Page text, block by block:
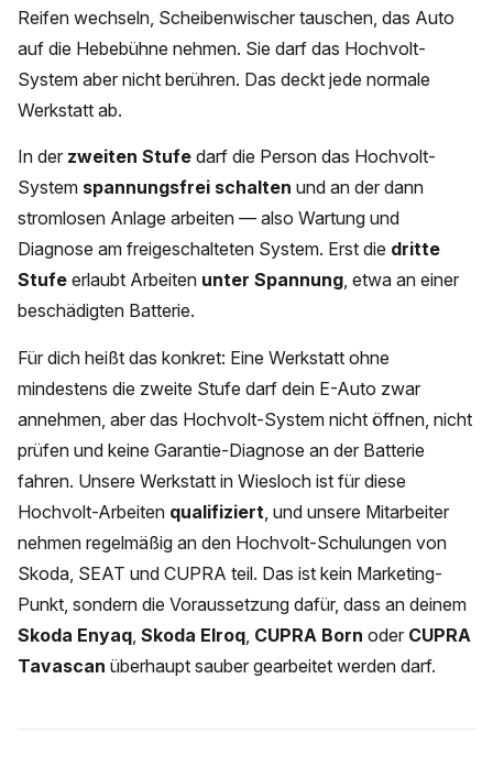
Reifen wechseln, Scheibenwischer tauschen, das Auto
auf die Hebebühne nehmen. Sie darf das Hochvolt-
System aber nicht berühren. Das deckt jede normale
Werkstatt ab.
In der zweiten Stufe darf die Person das Hochvolt-
System spannungsfrei schalten und an der dann
stromlosen Anlage arbeiten — also Wartung und
Diagnose am freigeschalteten System. Erst die dritte
Stufe erlaubt Arbeiten unter Spannung, etwa an einer
beschädigten Batterie.
Für dich heißt das konkret: Eine Werkstatt ohne
mindestens die zweite Stufe darf dein E-Auto zwar
annehmen, aber das Hochvolt-System nicht öffnen, nicht
prüfen und keine Garantie-Diagnose an der Batterie
fahren. Unsere Werkstatt in Wiesloch ist für diese
Hochvolt-Arbeiten qualifiziert , und unsere Mitarbeiter
nehmen regelmäßig an den Hochvolt-Schulungen von
Skoda, SEAT und CUPRA teil. Das ist kein Marketing-
Punkt, sondern die Voraussetzung dafür, dass an deinem
Skoda Enyaq Skoda Elroq CUPRA Born oder CUPRA
Tavascan überhaupt sauber gearbeitet werden darf.